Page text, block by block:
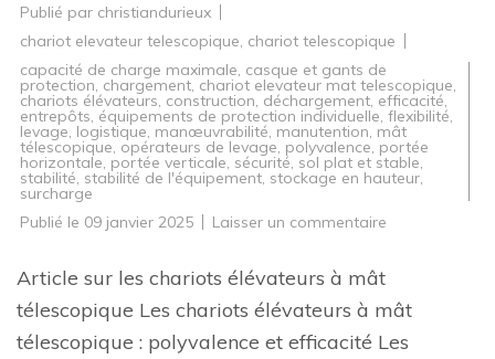
Publié par christiandurieux
chariot elevateur telescopique, chariot telescopique
capacité de charge maximale, casque et gants de
protection, chargement, chariot elevateur mat telescopique,
chariots élévateurs, construction, déchargement, efficacité,
entrepôts, équipements de protection individuelle, flexibilité,
levage, logistique, manœuvrabilité, manutention, mât
télescopique, opérateurs de levage, polyvalence, portée
horizontale, portée verticale, sécurité, sol plat et stable,
stabilité, stabilité de l'équipement, stockage en hauteur,
surcharge
Publié le 09 janvier 2025 Laisser un commentaire
élévateur
à
télescopique
Article sur les chariots élévateurs à mât
télescopique Les chariots élévateurs à mât
télescopique : polyvalence et efficacité Les